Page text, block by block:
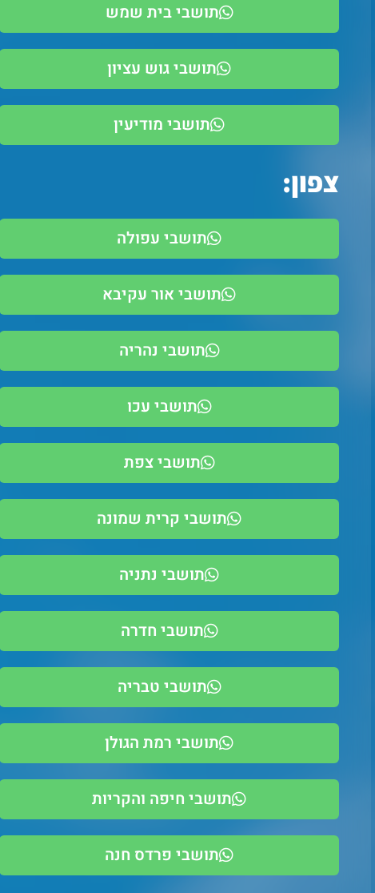
תושבי בית שמש
תושבי גוש עציון
תושבי מודיעין
צפון:
תושבי עפולה
תושבי אור עקיבא
תושבי נהריה
תושבי עכו
תושבי צפת
תושבי קרית שמונה
תושבי נתניה
תושבי חדרה
תושבי טבריה
תושבי רמת הגולן
תושבי חיפה והקריות
תושבי פרדס חנה